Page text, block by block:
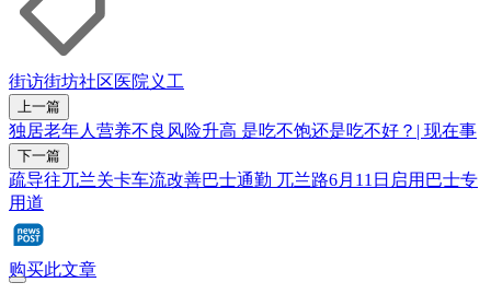
街访街坊社区医院义工
上一篇
独居老年人营养不良风险升高 是吃不饱还是吃不好？| 现在事
下一篇
疏导往兀兰关卡车流改善巴士通勤 兀兰路6月11日启用巴士专
用道
购买此文章